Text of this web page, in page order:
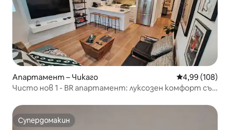
Апартамент – Чикаго Средна
4,99 (108)
Чисто нов 1 - BR апартамент: луксозен комфорт със
Супердомакин
Супердомакин